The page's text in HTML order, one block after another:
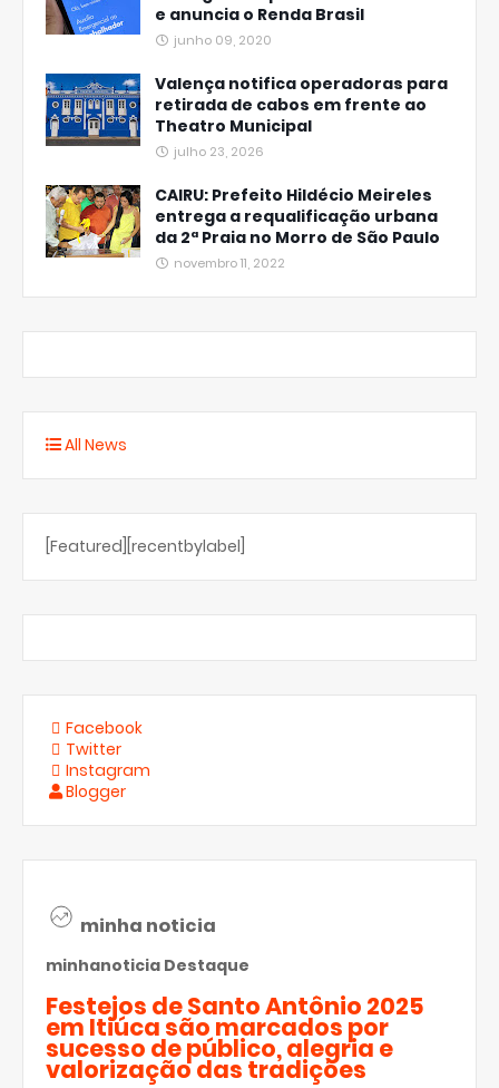
e anuncia o Renda Brasil
junho 09, 2020
Valença notifica operadoras para
retirada de cabos em frente ao
Theatro Municipal
julho 23, 2026
CAIRU: Prefeito Hildécio Meireles
entrega a requalificação urbana
da 2ª Praia no Morro de São Paulo
novembro 11, 2022
All News
[Featured][recentbylabel]
Facebook
Twitter
Instagram
Blogger
minha noticia
minhanoticia Destaque
Festejos de Santo Antônio 2025
em Itiúca são marcados por
sucesso de público, alegria e
valorização das tradições